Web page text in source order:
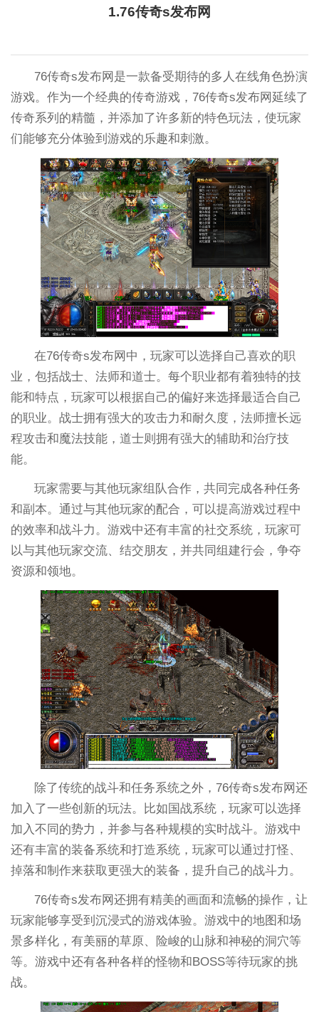
1.76传奇s发布网
76传奇s发布网是一款备受期待的多人在线角色扮演
游戏。作为一个经典的传奇游戏，76传奇s发布网延续了
传奇系列的精髓，并添加了许多新的特色玩法，使玩家
们能够充分体验到游戏的乐趣和刺激。
在76传奇s发布网中，玩家可以选择自己喜欢的职
业，包括战士、法师和道士。每个职业都有着独特的技
能和特点，玩家可以根据自己的偏好来选择最适合自己
的职业。战士拥有强大的攻击力和耐久度，法师擅长远
程攻击和魔法技能，道士则拥有强大的辅助和治疗技
能。
玩家需要与其他玩家组队合作，共同完成各种任务
和副本。通过与其他玩家的配合，可以提高游戏过程中
的效率和战斗力。游戏中还有丰富的社交系统，玩家可
以与其他玩家交流、结交朋友，并共同组建行会，争夺
资源和领地。
除了传统的战斗和任务系统之外，76传奇s发布网还
加入了一些创新的玩法。比如国战系统，玩家可以选择
加入不同的势力，并参与各种规模的实时战斗。游戏中
还有丰富的装备系统和打造系统，玩家可以通过打怪、
掉落和制作来获取更强大的装备，提升自己的战斗力。
76传奇s发布网还拥有精美的画面和流畅的操作，让
玩家能够享受到沉浸式的游戏体验。游戏中的地图和场
景多样化，有美丽的草原、险峻的山脉和神秘的洞穴等
等。游戏中还有各种各样的怪物和BOSS等待玩家的挑
战。